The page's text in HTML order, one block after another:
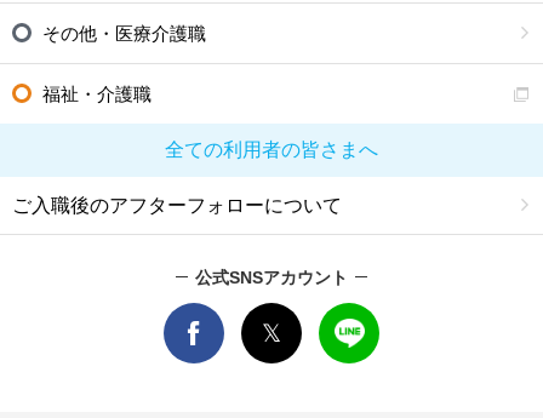
その他・医療介護職
福祉・介護職
全ての利用者の皆さまへ
ご入職後のアフターフォローについて
公式SNSアカウント